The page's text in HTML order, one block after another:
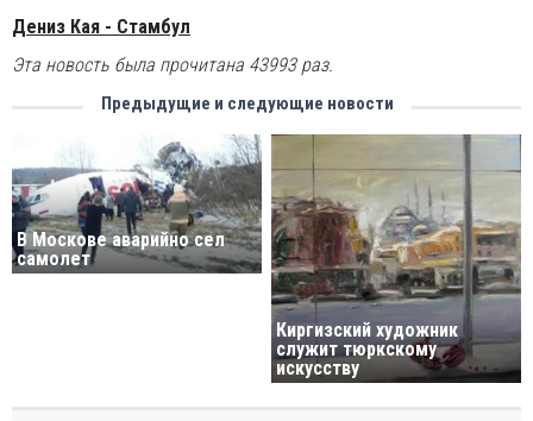
Дениз Кая - Стамбул
Эта новость была прочитана 43993 раз.
Предыдущие и следующие новости
В Mоскове аварийно сел
самолет
Киргизский художник
служит тюркскому
искусству